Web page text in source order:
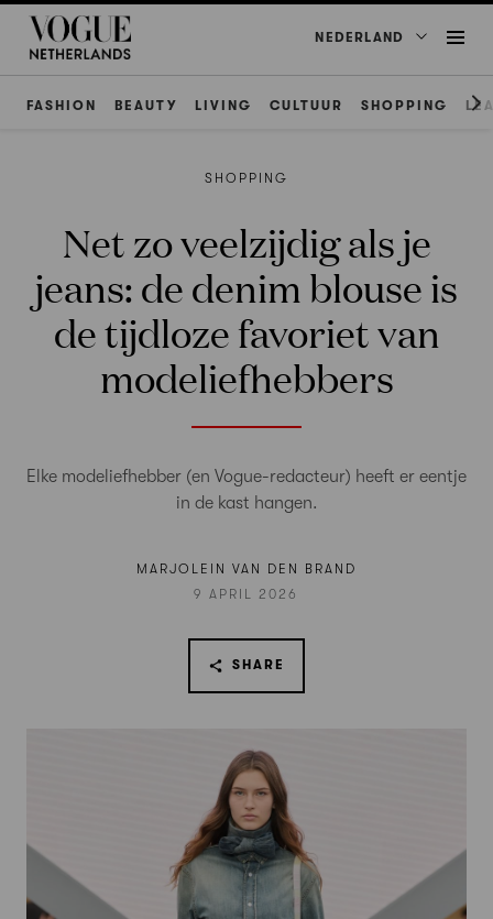
NEDERLAND
FASHION BEAUTY LIVING CULTUUR SHOPPING
SHOPPING
Net zo veelzijdig als je
jeans: de denim blouse is
de tijdloze favoriet van
modeliefhebbers
Elke modeliefhebber (en Vogue-redacteur) heeft er eentje
in de kast hangen.
MARJOLEIN VAN DEN BRAND
9 APRIL 2026
SHARE